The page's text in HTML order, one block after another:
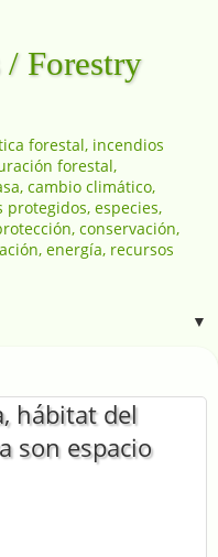
/ Forestry
forestal, incendios
forestal,
cambio climático,
protegidos, especies,
conservación,
energía, recursos
▼
hábitat del
son espacio